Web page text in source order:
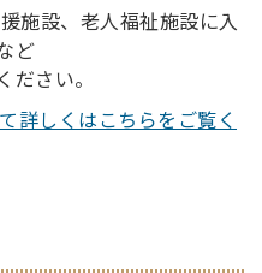
施設、老人福祉施設に入
ど
さい。
詳しくはこちらをご覧く